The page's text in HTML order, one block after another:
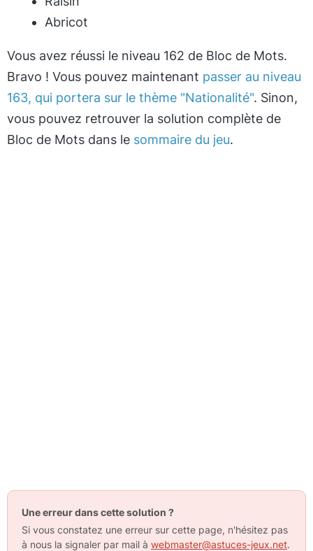
Abricot
Vous avez réussi le niveau 162 de Bloc de Mots.
Bravo ! Vous pouvez maintenant passer au niveau
163, qui portera sur le thème "Nationalité". Sinon,
vous pouvez retrouver la solution complète de
Bloc de Mots dans le sommaire du jeu.
Une erreur dans cette solution ?
Si vous constatez une erreur sur cette page, n'hésitez pas
à nous la signaler par mail à webmaster@astuces-jeux.net.